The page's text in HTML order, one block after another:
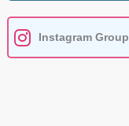
Instagram Group